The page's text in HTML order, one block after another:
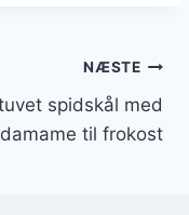
NÆSTE
spidskål med
til frokost